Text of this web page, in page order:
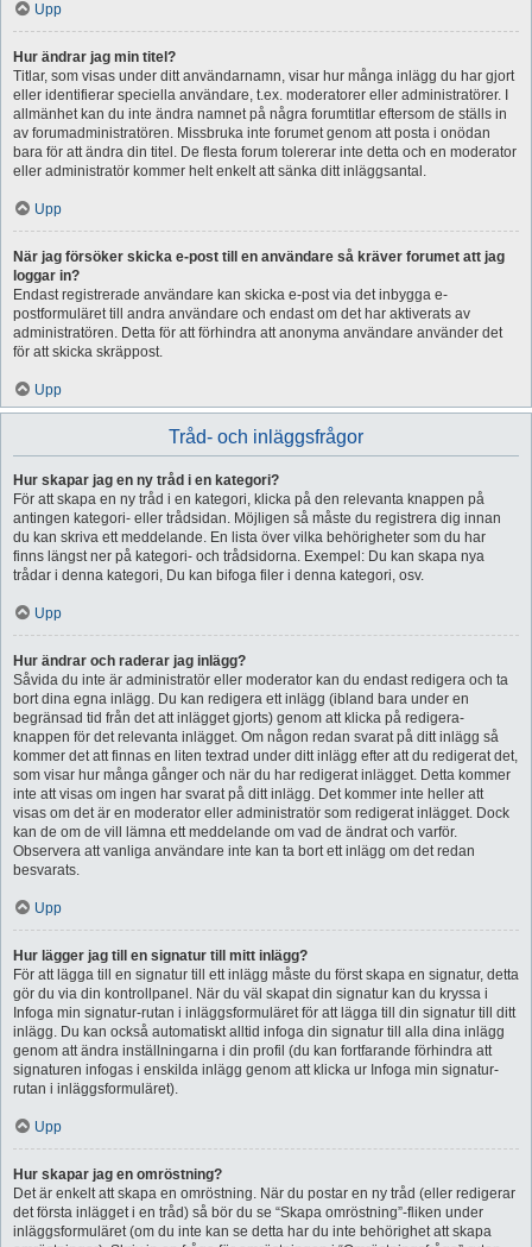
Upp
Hur ändrar jag min titel?
Titlar, som visas under ditt användarnamn, visar hur många inlägg du har gjort
eller identifierar speciella användare, t.ex. moderatorer eller administratörer. I
allmänhet kan du inte ändra namnet på några forumtitlar eftersom de ställs in
av forumadministratören. Missbruka inte forumet genom att posta i onödan
bara för att ändra din titel. De flesta forum tolererar inte detta och en moderator
eller administratör kommer helt enkelt att sänka ditt inläggsantal.
Upp
När jag försöker skicka e-post till en användare så kräver forumet att jag
loggar in?
Endast registrerade användare kan skicka e-post via det inbygga e-
postformuläret till andra användare och endast om det har aktiverats av
administratören. Detta för att förhindra att anonyma användare använder det
för att skicka skräppost.
Upp
Tråd- och inläggsfrågor
Hur skapar jag en ny tråd i en kategori?
För att skapa en ny tråd i en kategori, klicka på den relevanta knappen på
antingen kategori- eller trådsidan. Möjligen så måste du registrera dig innan
du kan skriva ett meddelande. En lista över vilka behörigheter som du har
finns längst ner på kategori- och trådsidorna. Exempel: Du kan skapa nya
trådar i denna kategori, Du kan bifoga filer i denna kategori, osv.
Upp
Hur ändrar och raderar jag inlägg?
Såvida du inte är administratör eller moderator kan du endast redigera och ta
bort dina egna inlägg. Du kan redigera ett inlägg (ibland bara under en
begränsad tid från det att inlägget gjorts) genom att klicka på redigera-
knappen för det relevanta inlägget. Om någon redan svarat på ditt inlägg så
kommer det att finnas en liten textrad under ditt inlägg efter att du redigerat det,
som visar hur många gånger och när du har redigerat inlägget. Detta kommer
inte att visas om ingen har svarat på ditt inlägg. Det kommer inte heller att
visas om det är en moderator eller administratör som redigerat inlägget. Dock
kan de om de vill lämna ett meddelande om vad de ändrat och varför.
Observera att vanliga användare inte kan ta bort ett inlägg om det redan
besvarats.
Upp
Hur lägger jag till en signatur till mitt inlägg?
För att lägga till en signatur till ett inlägg måste du först skapa en signatur, detta
gör du via din kontrollpanel. När du väl skapat din signatur kan du kryssa i
Infoga min signatur-rutan i inläggsformuläret för att lägga till din signatur till ditt
inlägg. Du kan också automatiskt alltid infoga din signatur till alla dina inlägg
genom att ändra inställningarna i din profil (du kan fortfarande förhindra att
signaturen infogas i enskilda inlägg genom att klicka ur Infoga min signatur-
rutan i inläggsformuläret).
Upp
Hur skapar jag en omröstning?
Det är enkelt att skapa en omröstning. När du postar en ny tråd (eller redigerar
det första inlägget i en tråd) så bör du se “Skapa omröstning”-fliken under
inläggsformuläret (om du inte kan se detta har du inte behörighet att skapa